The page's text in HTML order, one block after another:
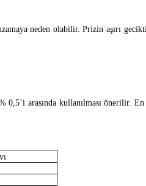
neden olabilir. Prizin aşırı
0,5’i arasında kullanılması